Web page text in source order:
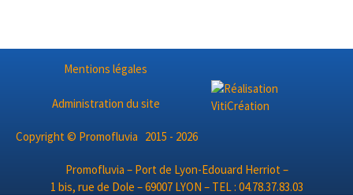
Mentions légales
Administration du site
Copyright © Promofluvia 2015 - 2026
Promofluvia – Port de Lyon-Edouard Herriot –
1 bis, rue de Dole – 69007 LYON – TEL : 04.78.37.83.03